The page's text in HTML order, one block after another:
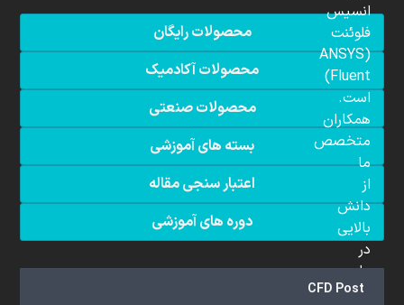
محصولات رایگان
محصولات آکادمیک
محصولات صنعتی
بسته های آموزشی
اعتبار سنجی مقاله
دوره های آموزشی
CFD Post
انسیس
فلوئنت
(ANSYS
Fluent)
است.
همکاران
متخصص
ما
از
دانش
بالایی
در
علم
دینامیک